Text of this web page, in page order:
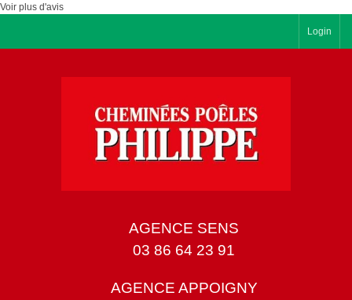
Voir plus d'avis
Login
AGENCE SENS
03 86 64 23 91
AGENCE APPOIGNY